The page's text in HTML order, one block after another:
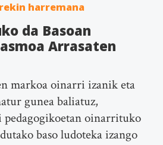
harremana
da Basoan
Arrasaten
markoa oinarri izanik eta
gunea baliatuz,
oinarrituko
baso ludoteka izango